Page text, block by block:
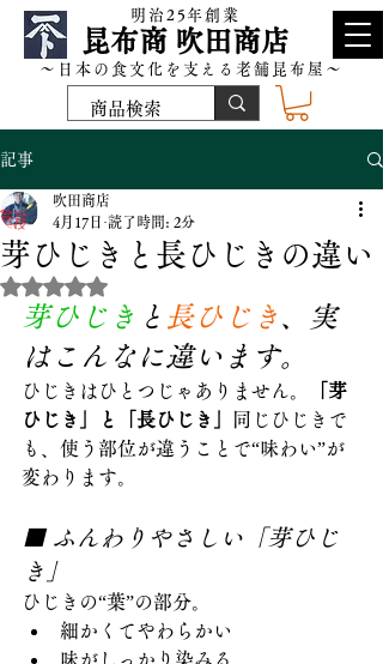
昆布商 吹田商店
​明治25年創業
～日本の食文化を支える老舗昆布屋～
記事
芽ひじきと長ひじきの違い
吹田商店
4月17日 読了時間: 2分
5つ星のうちNaNと評価されています。
芽ひじき と 長ひじき 、実
はこんなに違います。
ひじきはひとつじゃありません。
「芽
ひじき」と「長ひじき」
同じひじきで
も、使う部位が違うことで“味わい”が
変わります。
■ ふんわりやさしい「芽ひじ
き」
ひじきの“葉”の部分。
細かくてやわらかい
味がしっかり染みる